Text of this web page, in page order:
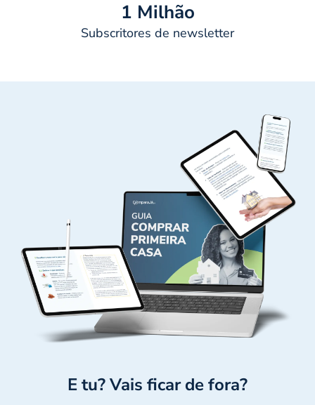
1 Milhão
Subscritores de newsletter
E tu? Vais ficar de fora?